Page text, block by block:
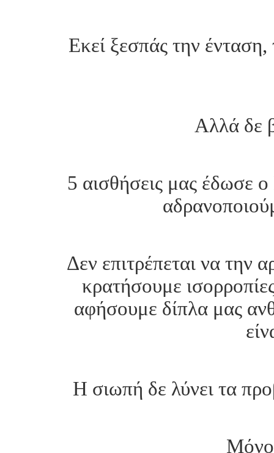
Εκεί ξεσπάς την
Αλλά δε
5 αισθήσεις μας έδωσε
Δεν επιτρέπεται να την
κρατήσουμε
αφήσουμε δίπλα μας
Η σιωπή δε λύνει τα
Μόνο